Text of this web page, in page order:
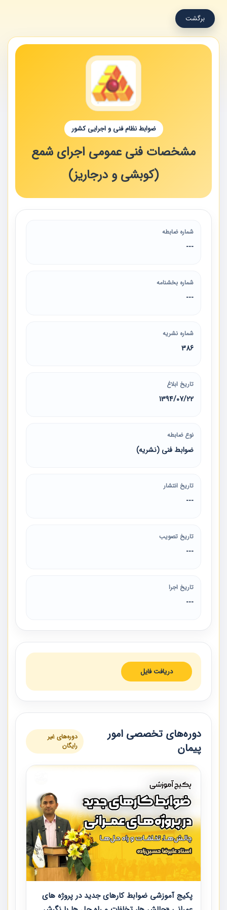
برگشت
ضوابط نظام فنی و اجرایی کشور
مشخصات فنی عمومی اجرای شمع
(کوبشی و درجاریز)
شماره ضابطه
---
شماره بخشنامه
---
شماره نشریه
386
تاریخ ابلاغ
1394/07/22
نوع ضابطه
ضوابط فنی (نشریه)
تاریخ انتشار
---
تاریخ تصویب
---
تاریخ اجرا
---
دریافت فایل
دوره‌های تخصصی امور
پیمان
دوره‌های غیر
رایگان
پکیج آموزشی ضوابط کارهای جدید در پروژه های